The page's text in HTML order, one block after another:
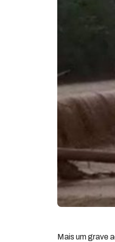
Mais um grave